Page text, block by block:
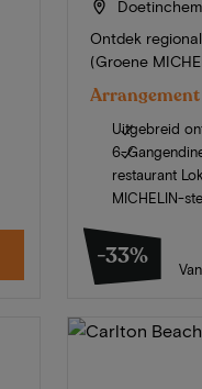
Ontdek
(Groene
Arrangement
Uitgebreid
6-
restaurant
MICHELIN-
-33%